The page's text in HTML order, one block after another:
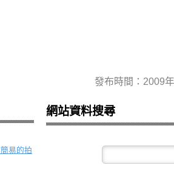
發布時間：2009
易的拍
網站資料搜尋